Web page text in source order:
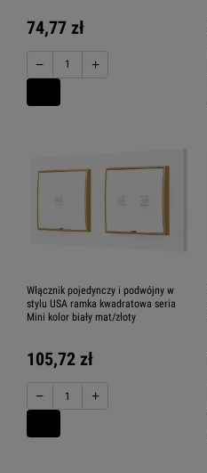
74,77 zł
− +
Włącznik pojedynczy i podwójny w
stylu USA ramka kwadratowa seria
Mini kolor biały mat/złoty
105,72 zł
− +